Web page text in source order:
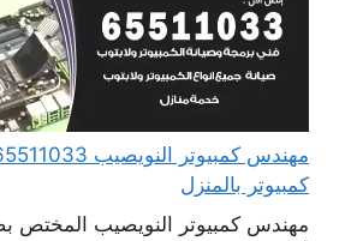
كمبيوتر بالمنزل
مهندس كمبيوتر النويصيب المختص